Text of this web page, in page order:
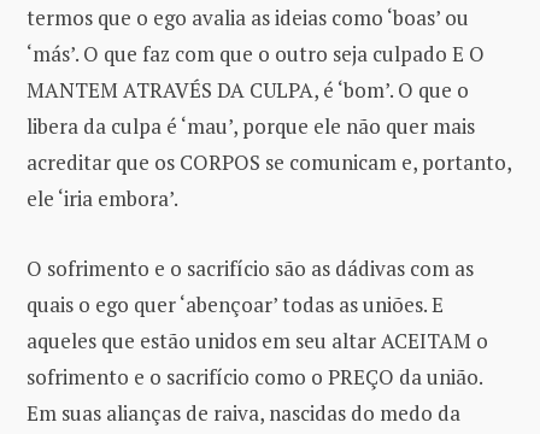
termos que o ego avalia as ideias como ‘boas’ ou
‘más’. O que faz com que o outro seja culpado E O
MANTEM ATRAVÉS DA CULPA, é ‘bom’. O que o
libera da culpa é ‘mau’, porque ele não quer mais
acreditar que os CORPOS se comunicam e, portanto,
ele ‘iria embora’.
O sofrimento e o sacrifício são as dádivas com as
quais o ego quer ‘abençoar’ todas as uniões. E
aqueles que estão unidos em seu altar ACEITAM o
sofrimento e o sacrifício como o PREÇO da união.
Em suas alianças de raiva, nascidas do medo da